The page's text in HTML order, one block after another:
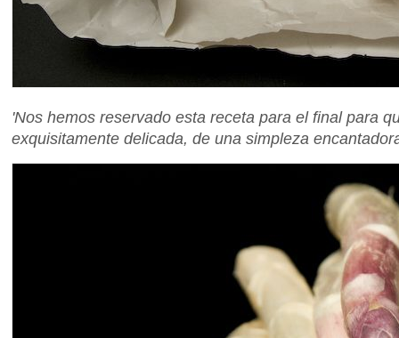
'Nos hemos reservado esta receta para el final para
exquisitamente delicada, de una simpleza